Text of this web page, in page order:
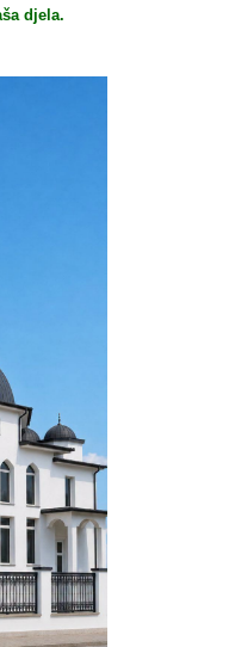
djela.